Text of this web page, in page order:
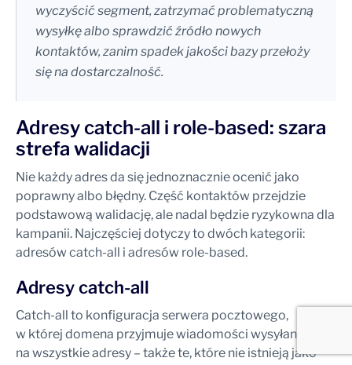
wyczyścić segment, zatrzymać problematyczną
wysyłkę albo sprawdzić źródło nowych
kontaktów, zanim spadek jakości bazy przełoży
się na dostarczalność.
Adresy catch-all i role-based: szara
strefa walidacji
Nie każdy adres da się jednoznacznie ocenić jako
poprawny albo błędny. Część kontaktów przejdzie
podstawową walidację, ale nadal będzie ryzykowna dla
kampanii. Najczęściej dotyczy to dwóch kategorii:
adresów catch-all i adresów role-based.
Adresy catch-all
Catch-all to konfiguracja serwera pocztowego,
w której domena przyjmuje wiadomości wysyłane
na wszystkie adresy – także te, które nie istnieją jako